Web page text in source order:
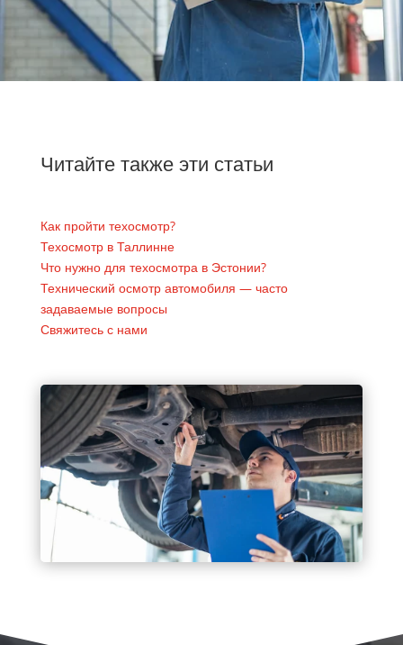
Читайте также эти статьи
Как пройти техосмотр?
Техосмотр в Таллинне
Что нужно для техосмотра в Эстонии?
Технический осмотр автомобиля — часто
задаваемые вопросы
Свяжитесь с нами